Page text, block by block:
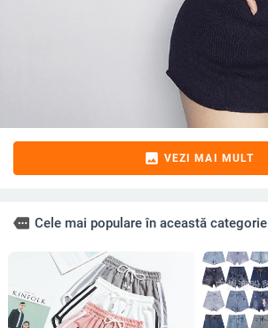
image VEZI MAI MULT
more Cele mai populare în această categorie